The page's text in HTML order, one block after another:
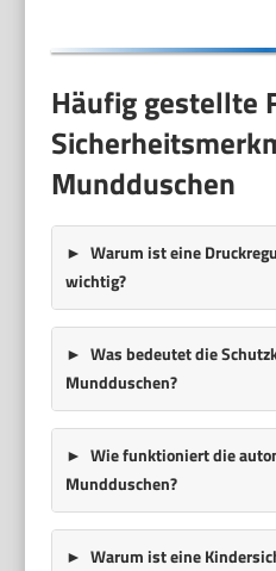
Häufig gestellte
Mundduschen
Warum ist eine
wichtig?
Was bedeutet die
Mundduschen?
Wie funktioniert die
Mundduschen?
Warum ist eine